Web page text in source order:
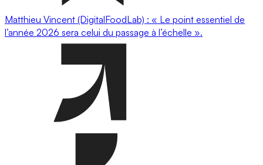
Matthieu Vincent (DigitalFoodLab) : « Le point essentiel de
l’année 2026 sera celui du passage à l’échelle ».